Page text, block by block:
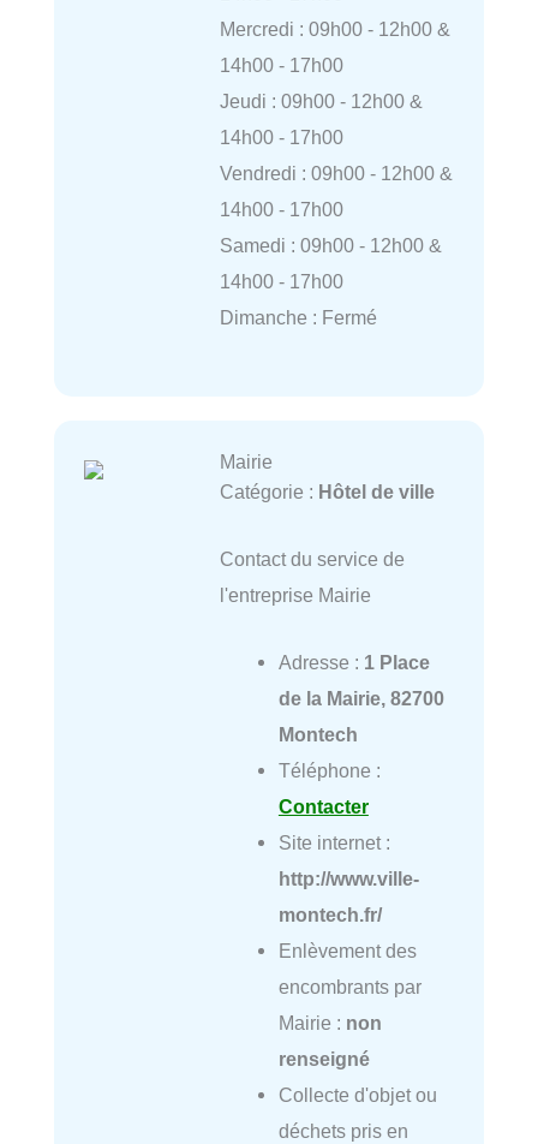
Mercredi : 09h00 - 12h00 &
14h00 - 17h00
Jeudi : 09h00 - 12h00 &
14h00 - 17h00
Vendredi : 09h00 - 12h00 &
14h00 - 17h00
Samedi : 09h00 - 12h00 &
14h00 - 17h00
Dimanche : Fermé
Mairie
Catégorie : Hôtel de ville
Contact du service de
l'entreprise Mairie
Adresse : 1 Place
de la Mairie, 82700
Montech
Téléphone :
Contacter
Site internet :
http://www.ville-
montech.fr/
Enlèvement des
encombrants par
Mairie : non
renseigné
Collecte d'objet ou
déchets pris en